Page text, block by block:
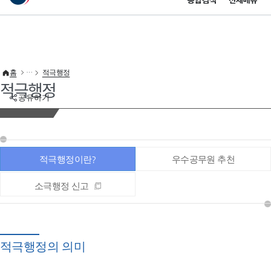
이 누리집은 대한민국 공식 전자정부 누리집입니다.
공유하기
홈 적극행정
적극행정
적극행정이란? 우수공무원 추천
소극행정 신고
적극행정의 의미